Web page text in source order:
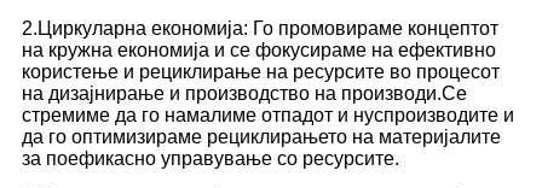
2.Циркуларна економија: Го промовираме концептот
на кружна економија и се фокусираме на ефективно
користење и рециклирање на ресурсите во процесот
на дизајнирање и производство на производи.Се
стремиме да го намалиме отпадот и нуспроизводите и
да го оптимизираме рециклирањето на материјалите
за поефикасно управување со ресурсите.